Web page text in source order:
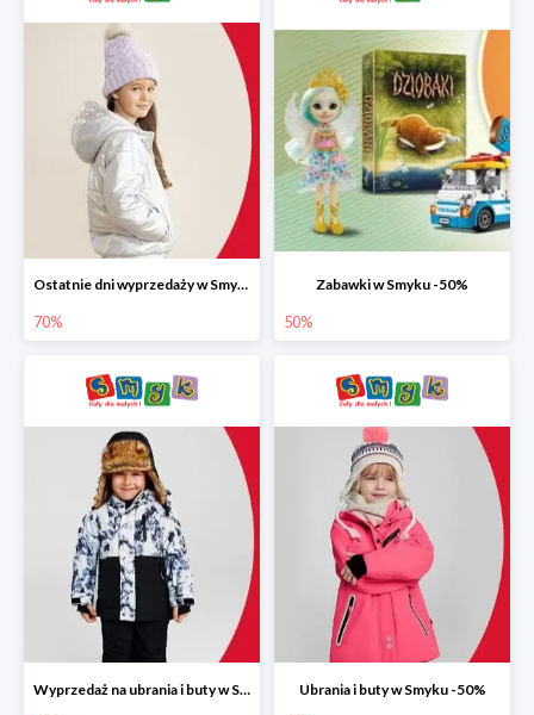
Ostatnie dni wyprzedaży w Smyku do -70%
70%
Zabawki w Smyku -50%
50%
Wyprzedaż na ubrania i buty w Smyku do -70% Ubrania i buty w Smyku -50%